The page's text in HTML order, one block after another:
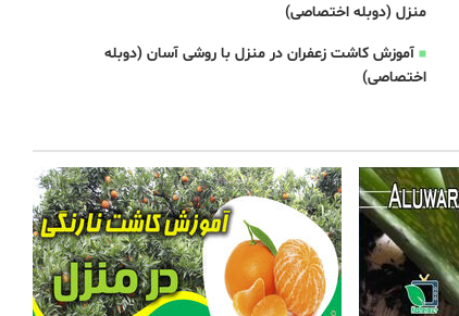
منزل (دوبله اختصاصی)
آموزش کاشت زعفران در منزل با روشی آسان (دوبله
اختصاصی)